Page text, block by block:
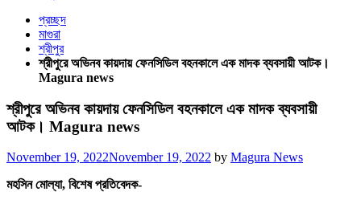
প্রচ্ছদ
মাগুরা
শ্রীপুর
শ্রীপুরে অভিনব কায়দায় ফেনসিডিল বহনকালে এক মাদক ব্যবসায়ী আটক।
Magura news
শ্রীপুরে অভিনব কায়দায় ফেনসিডিল বহনকালে এক মাদক ব্যবসায়ী
আটক। Magura news
Posted
November 19, 2022November 19, 2022 by Magura News
মহসিন মোল্যা, বিশেষ প্রতিবেদক-